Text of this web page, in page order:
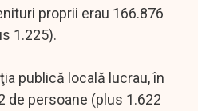
proprii erau 166.876
1.225).
publică locală lucrau, în
de persoane (plus 1.622